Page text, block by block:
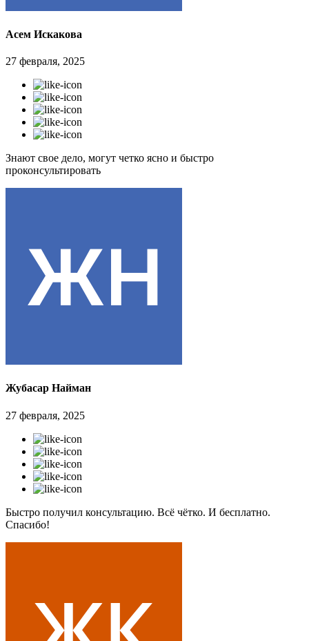
Асем Искакова
27 февраля, 2025
Знают свое дело, могут четко ясно и быстро
проконсультировать
Жубасар Найман
27 февраля, 2025
Быстро получил консультацию. Всё чётко. И бесплатно.
Спасибо!